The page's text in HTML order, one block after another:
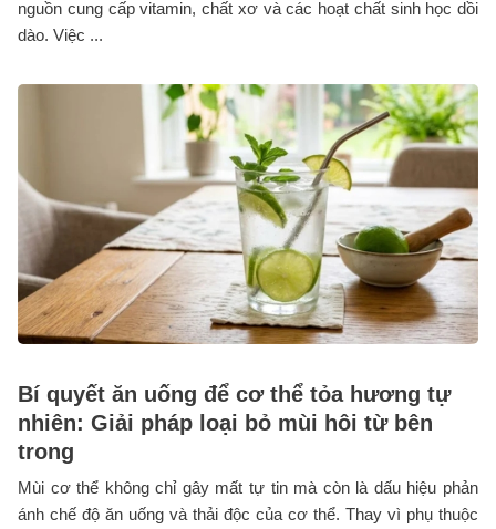
nguồn cung cấp vitamin, chất xơ và các hoạt chất sinh học dồi
dào. Việc ...
Bí quyết ăn uống để cơ thể tỏa hương tự
nhiên: Giải pháp loại bỏ mùi hôi từ bên
trong
Mùi cơ thể không chỉ gây mất tự tin mà còn là dấu hiệu phản
ánh chế độ ăn uống và thải độc của cơ thể. Thay vì phụ thuộc